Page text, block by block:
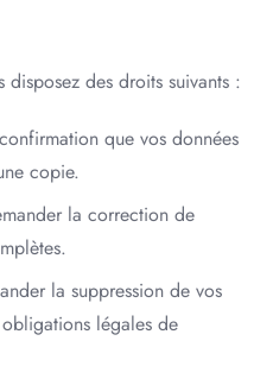
des droits suivants :
que vos données
copie.
la correction de
la suppression de vos
légales de